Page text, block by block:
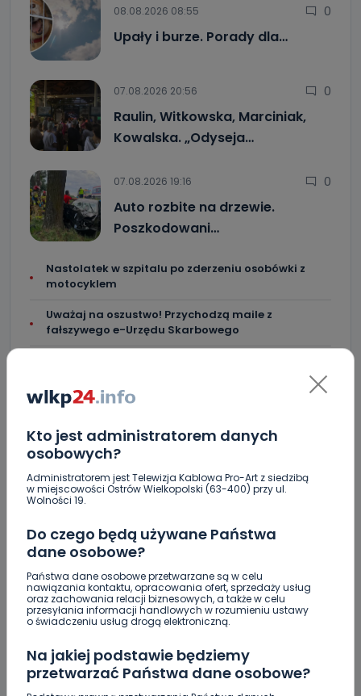
Kto jest administratorem danych
osobowych?
Administratorem jest Telewizja Kablowa Pro-Art z siedzibą
w miejscowości Ostrów Wielkopolski (63-400) przy ul.
Wolności 19.
Do czego będą używane Państwa
dane osobowe?
Państwa dane osobowe przetwarzane są w celu
nawiązania kontaktu, opracowania ofert, sprzedaży usług
oraz zachowania relacji biznesowych, a także w celu
przesyłania informacji handlowych w rozumieniu ustawy
o świadczeniu usług drogą elektroniczną.
Na jakiej podstawie będziemy
przetwarzać Państwa dane osobowe?
08.08.2026 08:55 0
Upały i burze. Porady dla…
07.08.2026 20:56 0
Raulin, Witkowska, Marciniak,
Kowalska. „Odyseja…
07.08.2026 19:16 0
Auto rozbite na drzewie.
Poszkodowani…
Nastolatek w szpitalu po zderzeniu osobówki z
motocyklem
Uważaj na oszustwo! Przychodzą maile z
fałszywego e-Urzędu Skarbowego
Jakość wody wróciła (prawie) do normy. Jest
Zatrzymany w Sośniach. Za połamane tablice
Nowe ustalenia w sprawie OZC. Kto spełnił warunki
przetargu, a kto próbował wrócić do gry?
Czy aquapark w Ostrowie powinien powstać?
Rozpoczęły się konsultacje
"Łącznik" w remoncie. Urząd miejski będzie
większy?
Ile jest klimy w szpitalu? Sprawdzamy w regionie
Więcej pieniędzy dla OSP w gminie Ostrów.